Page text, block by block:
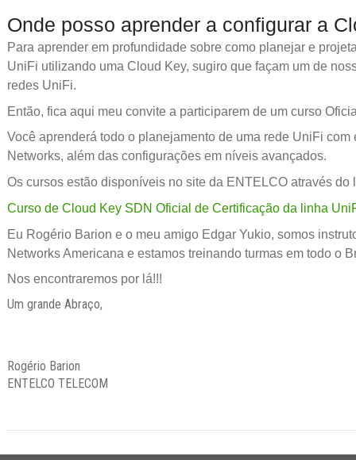
Onde posso aprender a configurar a
Para aprender em profundidade sobre como planejar e
UniFi utilizando uma Cloud Key, sugiro que façam um de
redes UniFi.
Então, fica aqui meu convite a participarem de um curso
Você aprenderá todo o planejamento de uma rede UniFi
Networks, além das configurações em níveis avançados.
Os cursos estão disponíveis no site da ENTELCO através do
Curso de Cloud Key SDN Oficial de Certificação da linha
Eu Rogério Barion e o meu amigo Edgar Yukio, somos
Networks Americana e estamos treinando turmas em todo o
Nos encontraremos por lá!!!
Um grande Abraço,
Rogério Barion
ENTELCO TELECOM